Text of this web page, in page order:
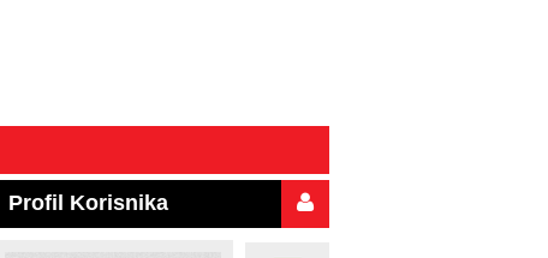
Profil Korisnika